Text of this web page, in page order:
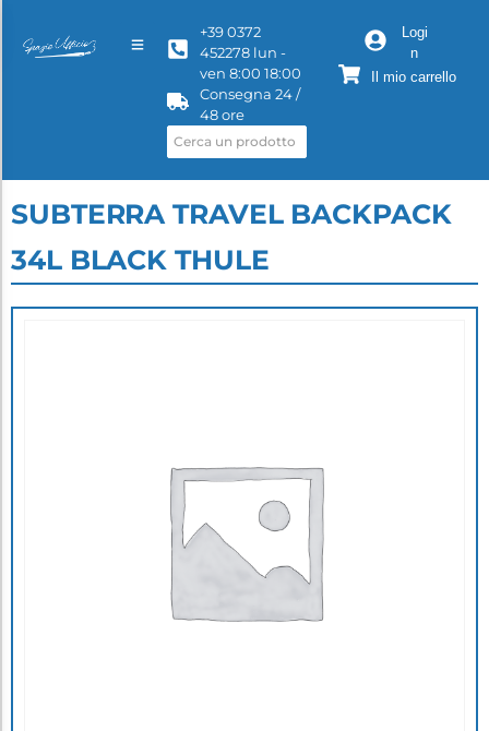
+39 0372
452278 lun -
ven 8:00 18:00
Consegna 24 /
48 ore
Logi
n
Il mio carrello
SUBTERRA TRAVEL BACKPACK
34L BLACK THULE